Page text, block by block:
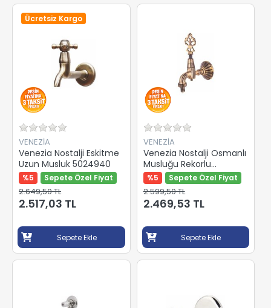
Ücretsiz Kargo
VENEZİA
Venezia Nostalji Eskitme
Uzun Musluk 5024940
%5 Sepete Özel Fiyat
2.649,50 TL
2.517,03 TL
Sepete Ekle
VENEZİA
Venezia Nostalji Osmanlı
Musluğu Rekorlu
5024950
%5 Sepete Özel Fiyat
2.599,50 TL
2.469,53 TL
Sepete Ekle